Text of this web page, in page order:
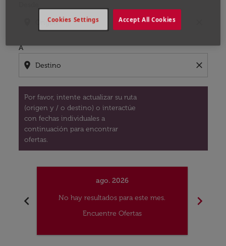
A
location_on close
Por favor, intente actualizar su ruta
(origen y / o destino) o interactúe
con fechas individuales a
continuación para encontrar
ofertas.
chevron_left
ago. 2026
No hay resultados para este mes.
Encuentre Ofertas
chevron_right
Accept All Cookies
Cookies Settings